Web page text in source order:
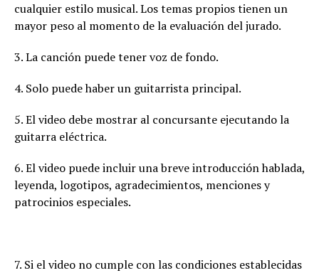
cualquier estilo musical. Los temas propios tienen un
mayor peso al momento de la evaluación del jurado.
3. La canción puede tener voz de fondo.
4. Solo puede haber un guitarrista principal.
5. El video debe mostrar al concursante ejecutando la
guitarra eléctrica.
6. El video puede incluir una breve introducción hablada,
leyenda, logotipos, agradecimientos, menciones y
patrocinios especiales.
7. Si el video no cumple con las condiciones establecidas